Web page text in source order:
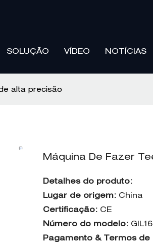
SOLUÇÃO VÍDEO NOTÍCIAS
alta precisão
Máquina De Fazer
Detalhes do produto:
Lugar de origem: China
Certificação: CE
Número do modelo:
Pagamento & Termos de